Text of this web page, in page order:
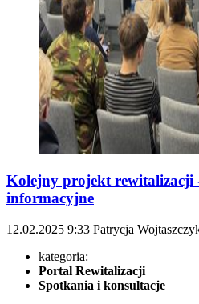
Kolejny projekt rewitalizacji
informacyjne
12.02.2025 9:33 Patrycja
kategoria:
Portal Rewitalizacji
Spotkania i konsultacje